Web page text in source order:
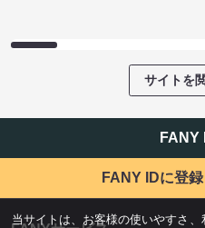
サイトを
FANY
FANY IDに登
当サイトは、お客様の使いやすさ